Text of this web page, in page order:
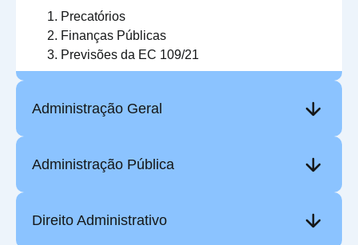
Precatórios
Finanças Públicas
Previsões da EC 109/21
Administração Geral
Administração Pública
Direito Administrativo